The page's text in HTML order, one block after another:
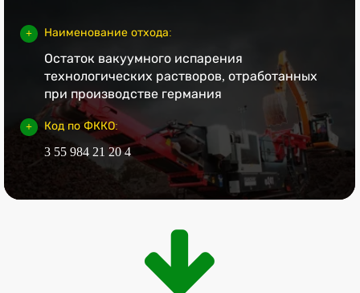
Наименование отхода:
Остаток вакуумного испарения
технологических растворов, отработанных
при производстве германия
Код по ФККО:
3 55 984 21 20 4